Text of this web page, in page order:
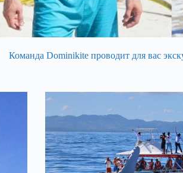
Команда Dominikite проводит для вас